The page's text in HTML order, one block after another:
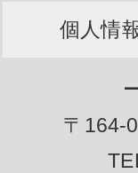
個人情
〒164-